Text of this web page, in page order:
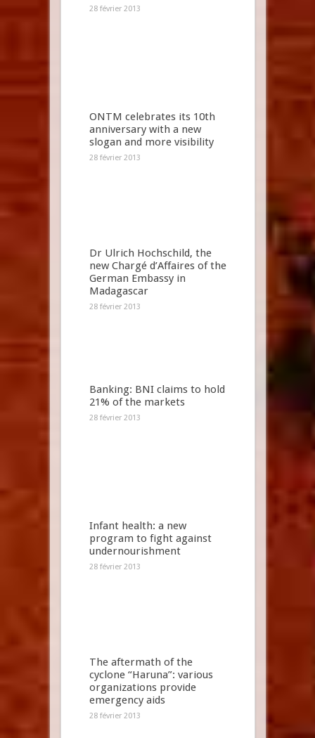
28 février 2013
ONTM celebrates its 10th
anniversary with a new
slogan and more visibility
28 février 2013
Dr Ulrich Hochschild, the
new Chargé d’Affaires of the
German Embassy in
Madagascar
28 février 2013
Banking: BNI claims to hold
21% of the markets
28 février 2013
Infant health: a new
program to fight against
undernourishment
28 février 2013
The aftermath of the
cyclone “Haruna”: various
organizations provide
emergency aids
28 février 2013